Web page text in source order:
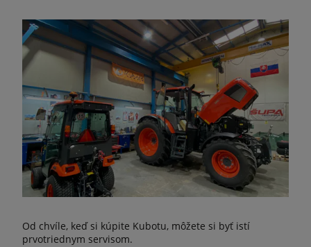
Od chvíle, keď si kúpite Kubotu, môžete si byť istí
prvotriednym servisom.